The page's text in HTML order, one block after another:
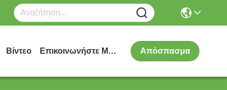
Βίντεο Επικοινωνήστε Μαζί Μας Απόσπασμα